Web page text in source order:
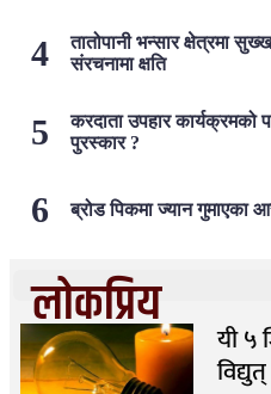
तातोपानी भन्सार क्षेत्रमा
संरचनामा क्षति
करदाता उपहार कार्यक्रमको
पुरस्कार ?
ब्रोड पिकमा ज्यान गुमाएका
लोकप्रिय यी ५